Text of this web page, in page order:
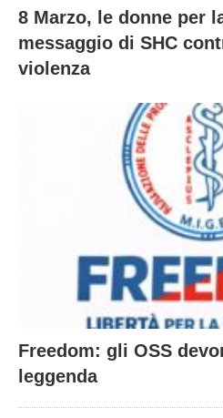
8 Marzo, le donne per
messaggio di SHC
violenza
Freedom: gli OSS
leggenda